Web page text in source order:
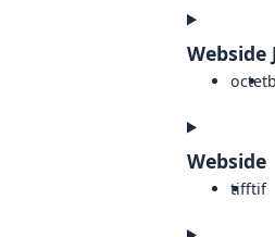
Webside
octet
Webside
tifftif